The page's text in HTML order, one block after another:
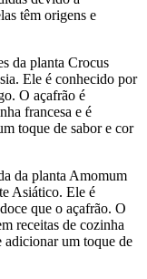
têm origens e
da planta Crocus
Ele é conhecido por
O açafrão é
francesa e é
toque de sabor e cor
da planta Amomum
Asiático. Ele é
que o açafrão. O
receitas de cozinha
adicionar um toque de